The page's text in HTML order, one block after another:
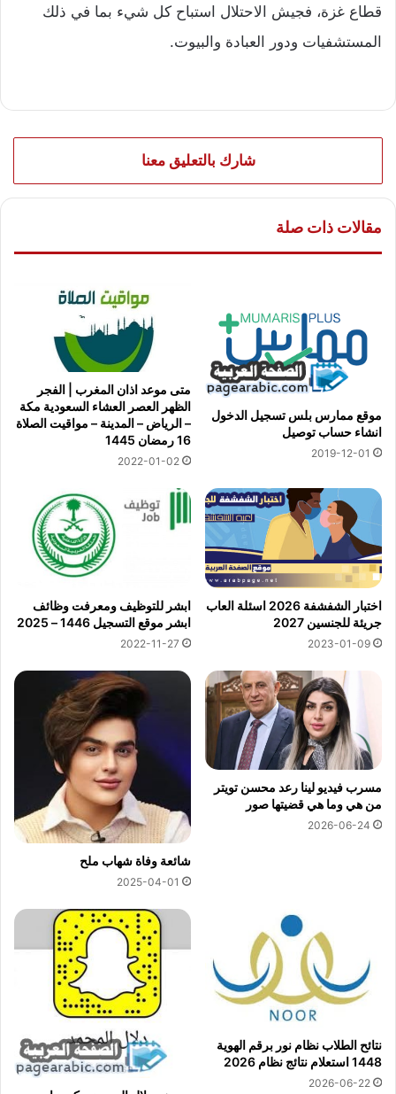
قطاع غزة، فجيش الاحتلال استباح كل شيء بما في ذلك
المستشفيات ودور العبادة والبيوت.
شارك بالتعليق معنا
مقالات ذات صلة
موقع ممارس بلس تسجيل الدخول
انشاء حساب توصيل
2019-12-01
متى موعد اذان المغرب | الفجر
الظهر العصر العشاء السعودية مكة
– الرياض – المدينة – مواقيت الصلاة
16 رمضان 1445
2022-01-02
اختبار الشفشفة 2026 اسئلة العاب
جريئة للجنسين 2027
2023-01-09
ابشر للتوظيف ومعرفت وظائف
ابشر موقع التسجيل 1446 – 2025
2022-11-27
مسرب فيديو لينا رعد محسن تويتر
من هي وما هي قضيتها صور
2026-06-24
شائعة وفاة شهاب ملح
2025-04-01
نتائح الطلاب نظام نور برقم الهوية
1448 استعلام نتائج نظام 2026
2026-06-22